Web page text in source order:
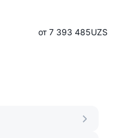
от 7 393 485UZS